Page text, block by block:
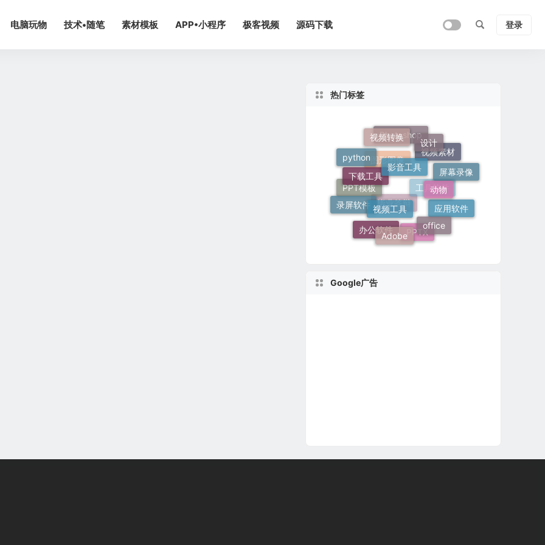
电脑玩物 技术•随笔 素材模板 APP•小程序 极客视频 源码下载 登录
热门标签
图形图像
Photoshop
视频素材
工具软件
毕业答辩
PPT模板
python
视频转换 设计
屏幕录像
应用软件
PPTX
办公软件
录屏软件
下载工具
影音工具
动物
office
Adobe
视频工具
Google广告